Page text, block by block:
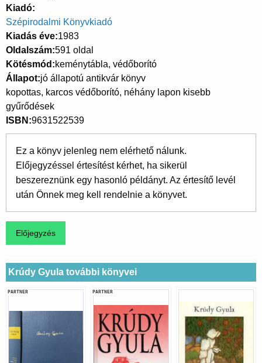
Kiadó
Szépirodalmi Könyvkiadó
Kiadás éve 1983
Oldalszám 591 oldal
Kötésmód keménytábla, védőborító
Állapot jó állapotú antikvár könyv
kopottas, karcos védőborító, néhány lapon kisebb
gyűrődések
ISBN 9631522539
Ez a könyv jelenleg nem elérhető nálunk.
Előjegyzéssel értesítést kérhet, ha sikerül
beszereznünk egy hasonló példányt. Az értesítő levél
után Önnek meg kell rendelnie a könyvet.
Krúdy Gyula további könyvei
PARTNER PARTNER